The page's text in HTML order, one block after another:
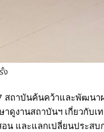
ง
สถาบันค้นคว้าและพัฒน
าดูงานสถาบันฯ เกี่ยวกับ
น และแลกเปลี่ยนประส